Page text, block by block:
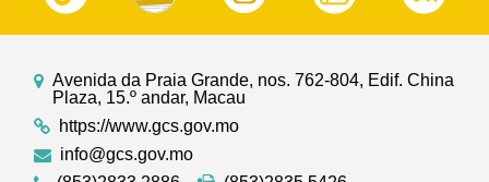
Avenida da Praia Grande, nos. 762-804, Edif. China
Plaza, 15.º andar, Macau
https://www.gcs.gov.mo
info@gcs.gov.mo